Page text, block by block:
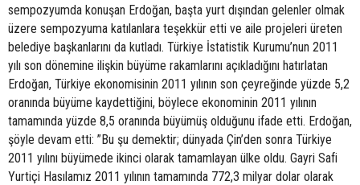
sempozyumda konuşan Erdoğan, başta yurt dışından gelenler olmak
üzere sempozyuma katılanlara teşekkür etti ve aile projeleri üreten
belediye başkanlarını da kutladı. Türkiye İstatistik Kurumu’nun 2011
yılı son dönemine ilişkin büyüme rakamlarını açıkladığını hatırlatan
Erdoğan, Türkiye ekonomisinin 2011 yılının son çeyreğinde yüzde 5,2
oranında büyüme kaydettiğini, böylece ekonominin 2011 yılının
tamamında yüzde 8,5 oranında büyümüş olduğunu ifade etti. Erdoğan,
şöyle devam etti: ”Bu şu demektir; dünyada Çin’den sonra Türkiye
2011 yılını büyümede ikinci olarak tamamlayan ülke oldu. Gayri Safi
Yurtiçi Hasılamız 2011 yılının tamamında 772,3 milyar dolar olarak